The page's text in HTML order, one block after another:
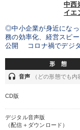
中西
イエ
◎中小企業が身近にな
務の効率化、経営スピ
公開 コロナ禍でデジ
形 態
headset 音声 （どの形態でも内
CD版
デジタル音声版
（配信＋ダウンロード）